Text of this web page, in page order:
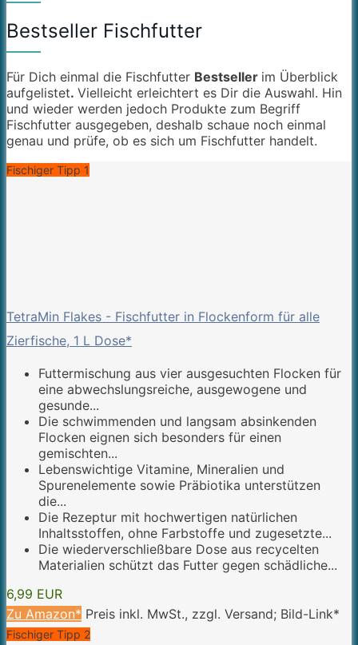
Bestseller Fischfutter
Für Dich einmal die Fischfutter Bestseller im Überblick
aufgelistet. Vielleicht erleichtert es Dir die Auswahl. Hin
und wieder werden jedoch Produkte zum Begriff
Fischfutter ausgegeben, deshalb schaue noch einmal
genau und prüfe, ob es sich um Fischfutter handelt.
Fischiger Tipp 1
TetraMin Flakes - Fischfutter in Flockenform für alle
Zierfische, 1 L Dose*
Futtermischung aus vier ausgesuchten Flocken für
eine abwechslungsreiche, ausgewogene und
gesunde...
Die schwimmenden und langsam absinkenden
Flocken eignen sich besonders für einen
gemischten...
Lebenswichtige Vitamine, Mineralien und
Spurenelemente sowie Präbiotika unterstützen
die...
Die Rezeptur mit hochwertigen natürlichen
Inhaltsstoffen, ohne Farbstoffe und zugesetzte...
Die wiederverschließbare Dose aus recycelten
Materialien schützt das Futter gegen schädliche...
6,99 EUR
Zu Amazon* Preis inkl. MwSt., zzgl. Versand; Bild-Link*
Fischiger Tipp 2